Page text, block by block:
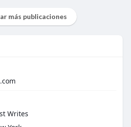
más publicaciones
Writes